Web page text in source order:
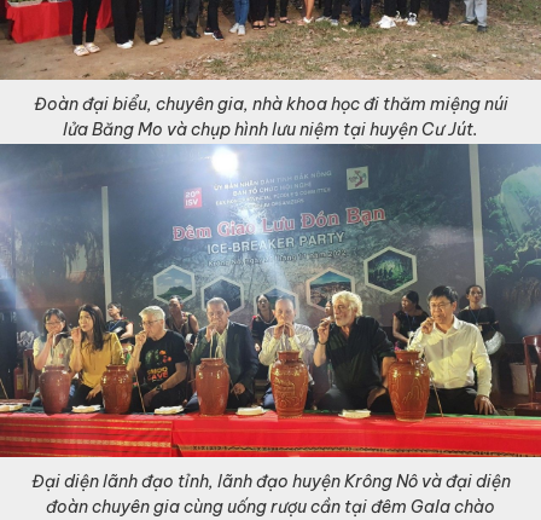
Đoàn đại biểu, chuyên gia, nhà khoa học đi thăm miệng núi
lửa Băng Mo và chụp hình lưu niệm tại huyện Cư Jút.
Đại diện lãnh đạo tỉnh, lãnh đạo huyện Krông Nô và đại diện
đoàn chuyên gia cùng uống rượu cần tại đêm Gala chào